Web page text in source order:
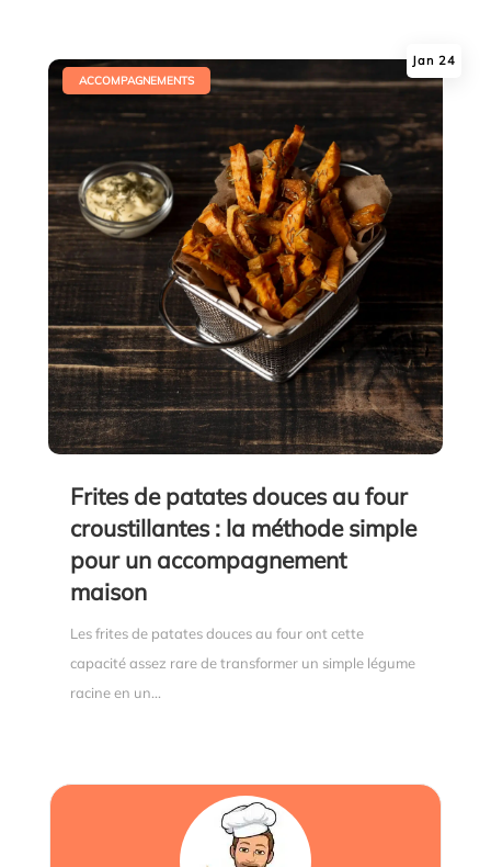
Frites de patates douces au four
croustillantes : la méthode simple
pour un accompagnement
maison
Jan 24
ACCOMPAGNEMENTS
Les frites de patates douces au four ont cette
capacité assez rare de transformer un simple légume
racine en un...